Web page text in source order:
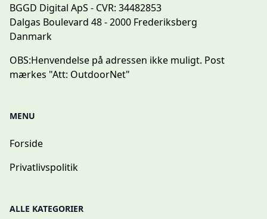
BGGD Digital ApS - CVR: 34482853
Dalgas Boulevard 48 - 2000 Frederiksberg
Danmark
OBS:Henvendelse på adressen ikke muligt. Post
mærkes "Att: OutdoorNet"
MENU
Forside
Privatlivspolitik
ALLE KATEGORIER